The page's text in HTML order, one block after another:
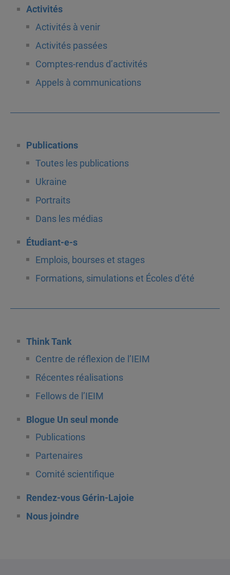
Activités
Activités à venir
Activités passées
Comptes-rendus d’activités
Appels à communications
Publications
Toutes les publications
Ukraine
Portraits
Dans les médias
Étudiant-e-s
Emplois, bourses et stages
Formations, simulations et Écoles d’été
Think Tank
Centre de réflexion de l’IEIM
Récentes réalisations
Fellows de l’IEIM
Blogue Un seul monde
Publications
Partenaires
Comité scientifique
Rendez-vous Gérin-Lajoie
Nous joindre